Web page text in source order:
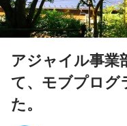
アジャイル事業
て、モブプログ
た。